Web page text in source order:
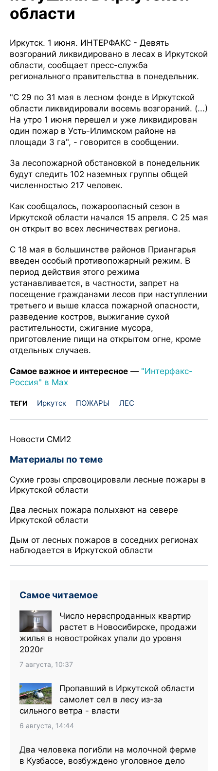
области
Иркутск. 1 июня. ИНТЕРФАКС - Девять
возгораний ликвидировано в лесах в Иркутской
области, сообщает пресс-служба
регионального правительства в понедельник.
"С 29 по 31 мая в лесном фонде в Иркутской
области ликвидировали восемь возгораний. (...)
На утро 1 июня перешел и уже ликвидирован
один пожар в Усть-Илимском районе на
площади 3 га", - говорится в сообщении.
За лесопожарной обстановкой в понедельник
будут следить 102 наземных группы общей
численностью 217 человек.
Как сообщалось, пожароопасный сезон в
Иркутской области начался 15 апреля. С 25 мая
он открыт во всех лесничествах региона.
С 18 мая в большинстве районов Приангарья
введен особый противопожарный режим. В
период действия этого режима
устанавливается, в частности, запрет на
посещение гражданами лесов при наступлении
третьего и выше класса пожарной опасности,
разведение костров, выжигание сухой
растительности, сжигание мусора,
приготовление пищи на открытом огне, кроме
отдельных случаев.
Самое важное и интересное — "Интерфакс-
Россия" в Мax
ТЕГИ Иркутск ПОЖАРЫ ЛЕС
Новости СМИ2
Материалы по теме
Сухие грозы спровоцировали лесные пожары в
Иркутской области
Два лесных пожара полыхают на севере
Иркутской области
Дым от лесных пожаров в соседних регионах
наблюдается в Иркутской области
Самое читаемое
Число нераспроданных квартир
растет в Новосибирске, продажи
жилья в новостройках упали до уровня
2020г
7 августа, 10:37
Пропавший в Иркутской области
самолет сел в лесу из-за
сильного ветра - власти
6 августа, 14:44
Два человека погибли на молочной ферме
в Кузбассе, возбуждено уголовное дело